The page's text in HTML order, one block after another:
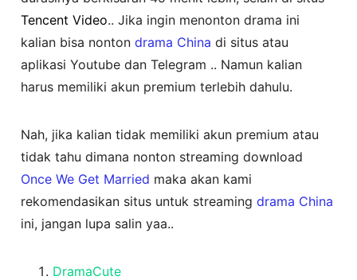
Tencent Video.. Jika ingin menonton drama ini
kalian bisa nontondrama China di situs atau
aplikasi Youtube dan Telegram .. Namun kalian
harus memiliki akun premium terlebih dahulu.
Nah, jika kalian tidak memiliki akun premium atau
tidak tahu dimana nonton streaming download
Once We Get Married maka akan kami
rekomendasikan situs untuk streamingdrama China
ini, jangan lupa salin yaa..
DramaCute